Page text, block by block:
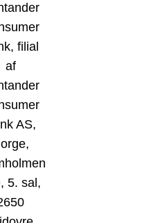
filial
af
AS,
5. sal,